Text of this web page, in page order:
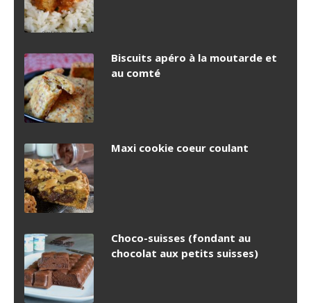
Biscuits apéro à la moutarde et
au comté
Maxi cookie coeur coulant
Choco-suisses (fondant au
chocolat aux petits suisses)